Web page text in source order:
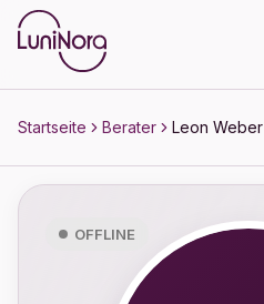
Zum Hauptinhalt springen
Zur Fußzeile springen
Startseite Berater Leon Weber
OFFLINE